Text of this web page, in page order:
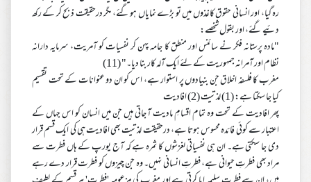
رہ گیا، اور انسانی حقوق کاغذوں میں تو بڑے نمایاں ہو گئے، مگر درحقیقت ذبح کر کے رکھ
دئیے گئے، اور بقول شخصے:
"مادہ پرستانہ فکر نے سائنس اور منطق کا جامہ پہن کر نفسیات کو آمریت، سرمایہ دارانہ
نظام اور آمرانہ جمہوریت کے لئے ایک آلہ کار بنا دیا۔" (11)
مغرب کا فلسفہ اخلاق جن بنیادوں پر استوار ہے، اس کو ان دو عنوانات کے تحت تقسیم
کیا جا سکتا ہے: (1) لذتیت (2) افادیت
پھر افادیت کے تحت وہ تمام اقسامِ مادیت آ جاتی ہیں جن میں انسان کو اس جہاں کے
اعتبار سے کوئی فائدہ محسوس ہوتا ہے، درحقیقت لذتیت بھی افادیت ہی کی ایک قسم قرار
دی جا سکتی ہے۔ ان ہی نفسیاتی لغزشوں کا ثمرہ ہے کہ آج یورپ کے ہاں فطرت سے
مراد بھی فطرتِ حیوانی ہے، فطرتِ انسانی نہیں۔ وہ جن چیزوں کو فطرت قرار دے رہے